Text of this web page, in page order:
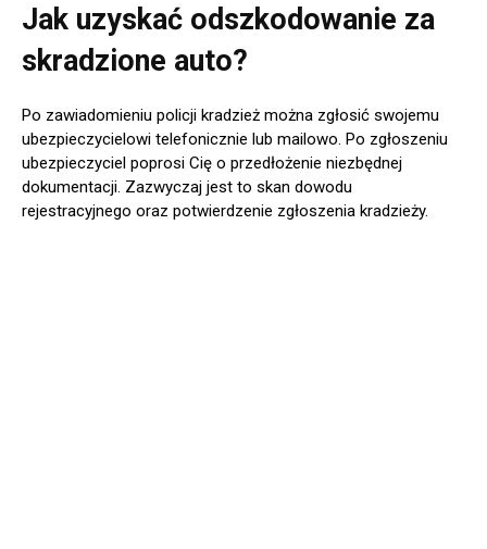
Jak uzyskać odszkodowanie za
skradzione auto?
Po zawiadomieniu policji kradzież można zgłosić swojemu
ubezpieczycielowi telefonicznie lub mailowo. Po zgłoszeniu
ubezpieczyciel poprosi Cię o przedłożenie niezbędnej
dokumentacji. Zazwyczaj jest to skan dowodu
rejestracyjnego oraz potwierdzenie zgłoszenia kradzieży.